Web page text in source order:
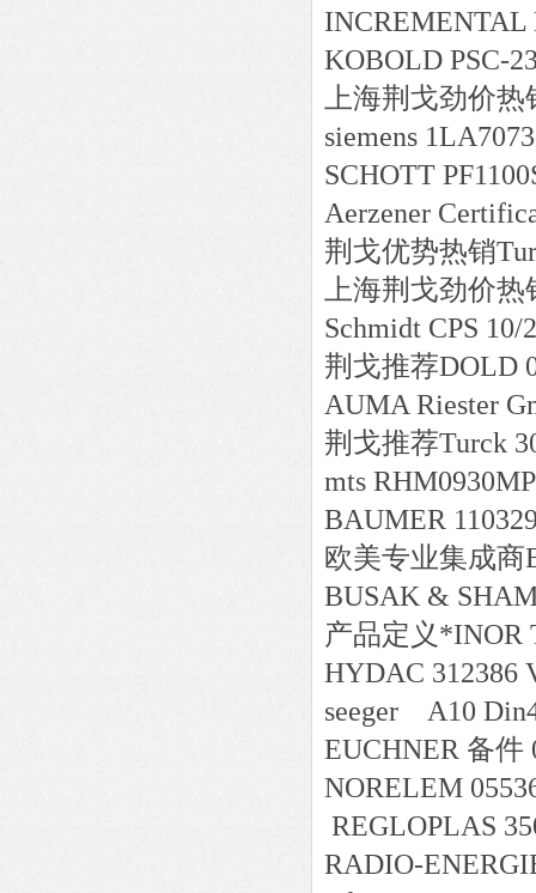
INCREMENTAL
KOBOLD PSC-
上海荆戈劲价热
siemens
SCHOTT
Aerzener
荆戈优势热销
上海荆戈劲价热
Schmidt CPS 10/
荆戈推荐DOLD
AUMA Riester
荆戈推荐Turck
mts
BAUMER
欧美专业集成商
BUSAK &
产品定义*INOR
HYDAC 312386
EUCHNER 备件
NORELEM
REGLOPLAS
RADIO-